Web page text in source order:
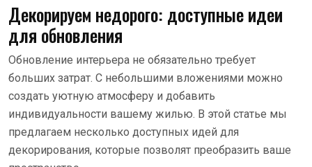
Декорируем недорого: доступные идеи
для обновления
Обновление интерьера не обязательно требует
больших затрат. С небольшими вложениями можно
создать уютную атмосферу и добавить
индивидуальности вашему жилью. В этой статье мы
предлагаем несколько доступных идей для
декорирования, которые позволят преобразить ваше